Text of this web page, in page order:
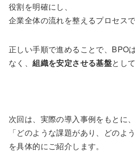
役割を明確にし、
企業全体の流れを整えるプロセスで
正しい手順で進めることで、BPO
なく、組織を安定させる基盤とし
次回は、実際の導入事例をもとに、
「どのような課題があり、どのよ
を具体的にご紹介します。